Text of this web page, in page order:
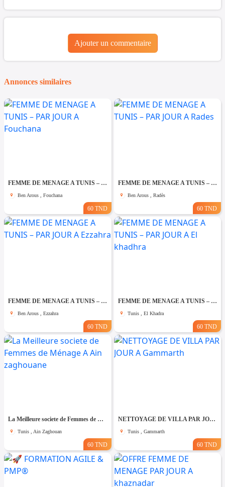
Ajouter un commentaire
Annonces similaires
FEMME DE MENAGE A TUNIS – PAR JOUR A Fouchana
Ben Arous , Fouchana
60 TND
FEMME DE MENAGE A TUNIS – PAR JOUR A Rades
Ben Arous , Radès
60 TND
FEMME DE MENAGE A TUNIS – PAR JOUR A Ezzahra
Ben Arous , Ezzahra
60 TND
FEMME DE MENAGE A TUNIS – PAR JOUR A El khadhra
Tunis , El Khadra
60 TND
La Meilleure societe de Femmes de Ménage A Ain zaghouane
Tunis , Ain Zaghouan
60 TND
NETTOYAGE DE VILLA PAR JOUR A Gammarth
Tunis , Gammarth
60 TND